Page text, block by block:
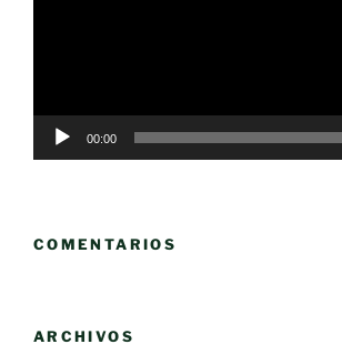
00:00
COMENTARIOS
ARCHIVOS